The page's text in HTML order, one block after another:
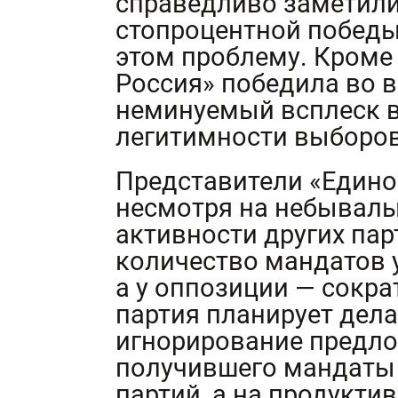
стопроцентной
этом проблему. Кроме
Россия» победила во
неминуемый всплеск
легитимности
Представители
несмотря на
активности других
количество мандатов
а у оппозиции —
партия планирует
игнорирование
получившего